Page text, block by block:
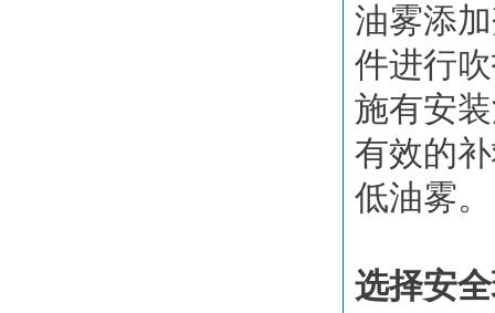
油雾添
件进行
施有安
有效的
低油雾。
选择安